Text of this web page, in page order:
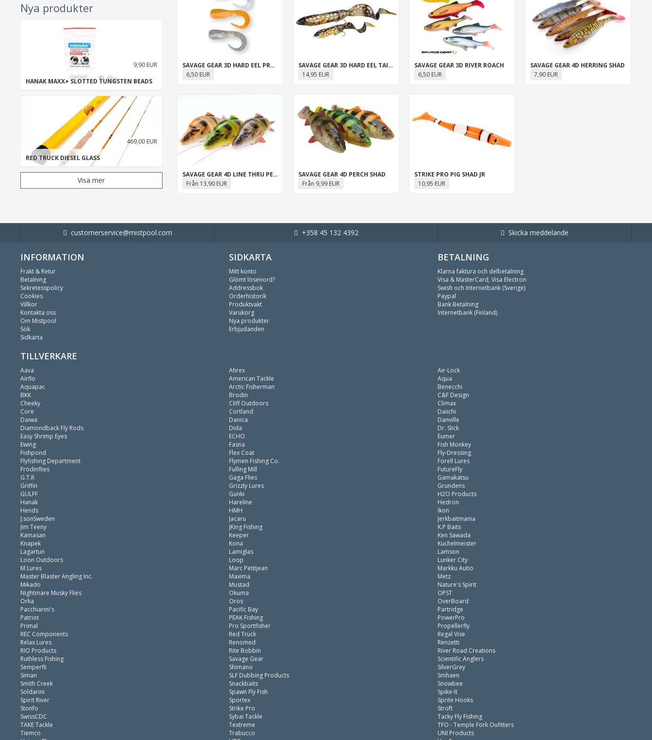
Nya produkter
HANAK MAXX+ SLOTTED TUNGSTEN BEADS
9,90 EUR
RED TRUCK DIESEL GLASS
469,00 EUR
Visa mer
SAVAGE GEAR 3D HARD EEL PROVOCATION TAILS
6,50 EUR
SAVAGE GEAR 3D HARD EEL TAILBAIT
14,95 EUR
SAVAGE GEAR 3D RIVER ROACH
6,50 EUR
SAVAGE GEAR 4D HERRING SHAD
7,90 EUR
SAVAGE GEAR 4D LINE THRU PERCH
Från 13,90 EUR
SAVAGE GEAR 4D PERCH SHAD
Från 9,99 EUR
STRIKE PRO PIG SHAD JR
10,95 EUR
customerservice@mistpool.com +358 45 132 4392 Skicka meddelande
INFORMATION
Frakt & Retur
Betalning
Sekretesspolicy
Cookies
Villkor
Kontakta oss
Om Mistpool
Sök
Sidkarta
SIDKARTA
Mitt konto
Glömt lösenord?
Addressbok
Orderhistorik
Produktvakt
Varukorg
Nya produkter
Erbjudanden
BETALNING
Klarna faktura och delbetalning
Visa & MasterCard, Visa Electron
Swish och Internetbank (Sverige)
Paypal
Bank Betalning
Internetbank (Finland)
TILLVERKARE
Aava
Airflo
Aquapac
BKK
Cheeky
Core
Daiwa
Diamondback Fly Rods
Easy Shrimp Eyes
Ewing
Fishpond
Flyfishing Department
Frödinflies
G.T.R
Griffin
GULFF
Hanak
Hends
J:sonSweden
Jim Teeny
Kamasan
Knapek
Lagartun
Loon Outdoors
M Lures
Master Blaster Angling Inc.
Mikado
Nightmare Musky Flies
Orka
Pacchiarini's
Patriot
Primal
REC Components
Relax Lures
RIO Products
Ruthless Fishing
Semperfli
Siman
Smith Creek
Soldarini
Spirit River
Stonfo
SwissCDC
TAKE Tackle
Tiemco
Ahrex
American Tackle
Arctic Fisherman
Brodin
Cliff Outdoors
Cortland
Danica
Dida
ECHO
Fasna
Flex Coat
Flymen Fishing Co.
Fulling Mill
Gaga Flies
Grizzly Lures
Gunki
Hareline
HMH
Jacaru
JKing Fishing
Keeper
Kona
Lamiglas
Loop
Marc Petitjean
Maxima
Mustad
Okuma
Oros
Pacific Bay
PEAK Fishing
Pro Sportfisher
Red Truck
Renomed
Rite Bobbin
Savage Gear
Shimano
SLF Dubbing Products
Snackbaits
Spawn Fly Fish
Sportex
Strike Pro
Sybai Tackle
Textreme
Trabucco
Air-Lock
Aqua
Benecchi
C&F Design
Climax
Daiichi
Danville
Dr. Slick
Eumer
Fish Monkey
Fly-Dressing
Forell Lures
FutureFly
Gamakatsu
Grundens
H2O Products
Hedron
Ikon
Jerkbaitmania
K.P Baits
Ken Sawada
Kuchelmeister
Lamson
Lunker City
Markku Autio
Metz
Nature's Spirit
OPST
OverBoard
Partridge
PowerPro
Propellerfly
Regal Vise
Renzetti
River Road Creations
Scientific Anglers
SilverGrey
Smhaen
Snowbee
Spike-It
Sprite Hooks
Stroft
Tacky Fly Fishing
TFO - Temple Fork Oufitters
UNI Products